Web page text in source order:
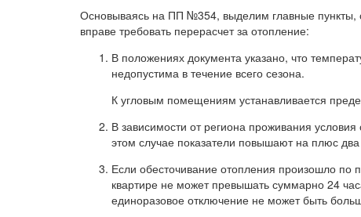
Основываясь на ПП №354, выделим главные пункты,
вправе требовать перерасчет за отопление:
В положениях документа указано, что
недопустима в течение всего сезона.
К угловым помещениям устанавливается
В зависимости от региона проживания
этом случае показатели повышают на плюс два
Если обесточивание отопления произошло по
квартире не может превышать суммарно 24
единоразовое отключение не может быть